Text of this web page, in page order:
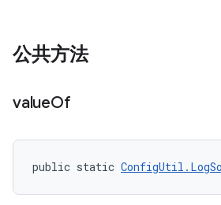
公共方法
valueOf
public static